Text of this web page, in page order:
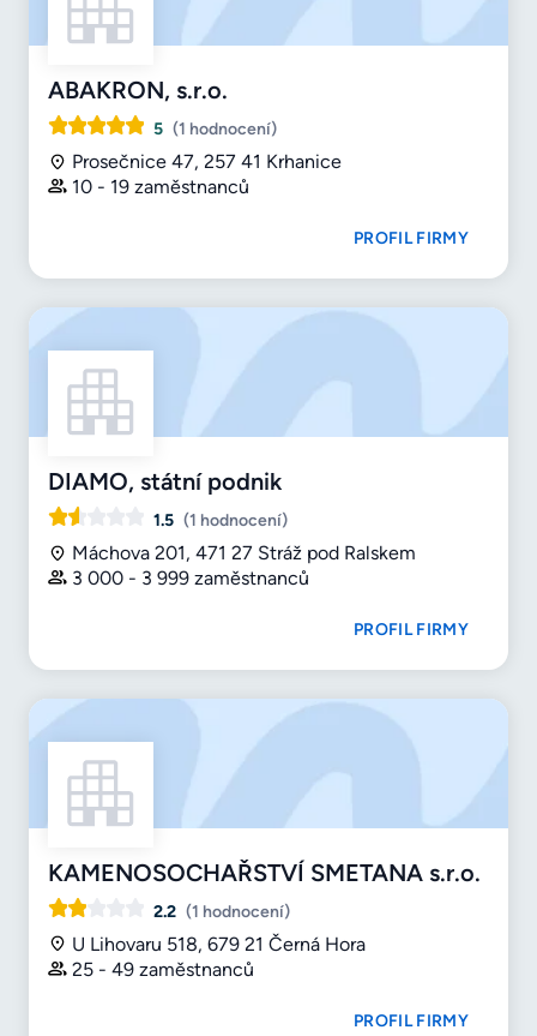
ABAKRON, s.r.o.
5 (1 hodnocení)
Prosečnice 47, 257 41 Krhanice
10 - 19 zaměstnanců
PROFIL FIRMY
DIAMO, státní podnik
1.5 (1 hodnocení)
Máchova 201, 471 27 Stráž pod Ralskem
3 000 - 3 999 zaměstnanců
PROFIL FIRMY
KAMENOSOCHAŘSTVÍ SMETANA s.r.o.
2.2 (1 hodnocení)
U Lihovaru 518, 679 21 Černá Hora
25 - 49 zaměstnanců
PROFIL FIRMY